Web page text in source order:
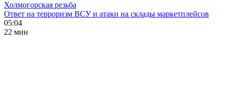
Холмогорская резьба
Ответ на терроризм ВСУ и атаки на склады маркетплейсов
05:04
22 мин